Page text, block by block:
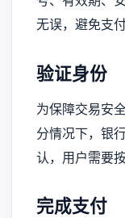
无误，避免支
验证身份
为保障交易安
分情况下，银
认，用户需要
完成支付